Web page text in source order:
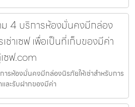
ม 4 บริการห้องมั่นคงมีกล่อง
ช่าเซฟ เพื่อเป็นที่เก็บของมีค่า
ซฟ.com
ารห้องมั่นคงมีกล่องนิรภัยให้เช่าสำหรับการ
และรับฝากของมีค่า